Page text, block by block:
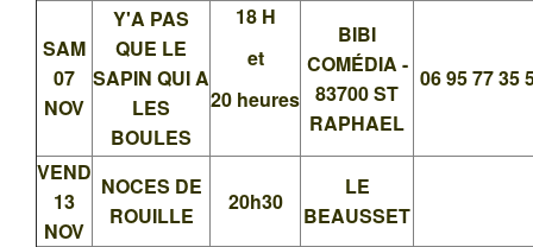
SAM
07
NOV
Y'A PAS
QUE LE
SAPIN QUI A
LES
BOULES
18 H
et
20 heures
BIBI
COMÉDIA -
83700 ST
RAPHAEL
06 95 77 35
VEND
13
NOV
NOCES DE
ROUILLE
20h30
LE
BEAUSSET